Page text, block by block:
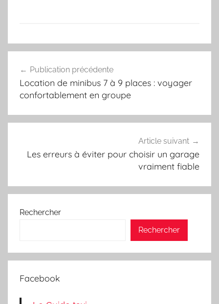
de
l’article
Publication précédente
Location de minibus 7 à 9 places : voyager
confortablement en groupe
Article suivant
Les erreurs à éviter pour choisir un garage
vraiment fiable
Rechercher
Rechercher
Facebook